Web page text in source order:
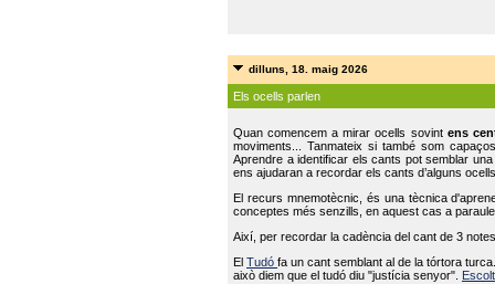
dilluns, 18. maig 2026
Els ocells parlen
Quan comencem a mirar ocells sovint ens
moviments... Tanmateix si també som
Aprendre a identificar els cants pot semblar
ens ajudaran a recordar els cants d’alguns
El recurs mnemotècnic, és una tècnica
conceptes més senzills, en aquest cas a
Així, per recordar la cadència del cant de 3
ElTudófa un cant semblant al de la tórtora
això diem que el tudó diu "justícia senyor".